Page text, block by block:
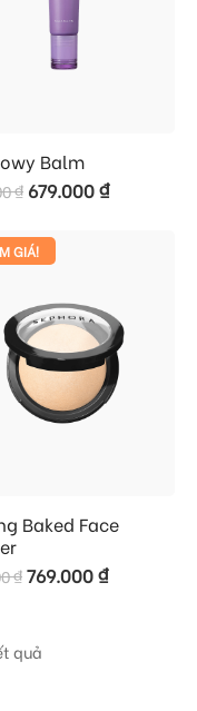
Balm
₫ 679.000₫
GIÁ!
Baked Face
₫769.000₫
quả